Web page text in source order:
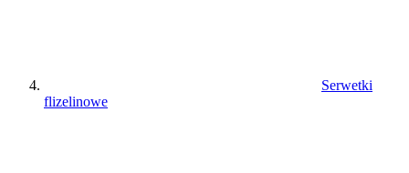
Serwetki
flizelinowe